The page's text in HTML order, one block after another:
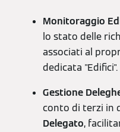
Monitoraggio
lo stato delle
associati al
dedicata "Edifici".
Gestione
conto di terzi in
Delegato,